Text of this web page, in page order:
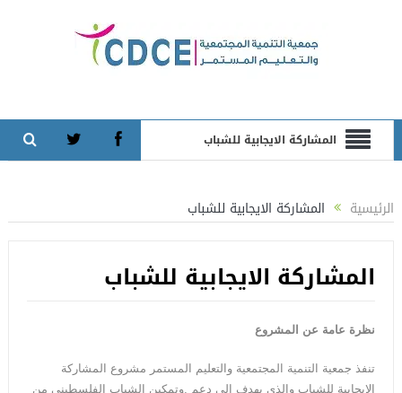
المشاركة الايجابية للشباب
الرئيسية المشاركة الايجابية للشباب
المشاركة الايجابية للشباب
نظرة عامة عن المشروع
تنفذ جمعية التنمية المجتمعية والتعليم المستمر مشروع المشاركة
الإيجابية للشباب والذي يهدف إلى دعم ,وتمكين الشباب الفلسطيني من